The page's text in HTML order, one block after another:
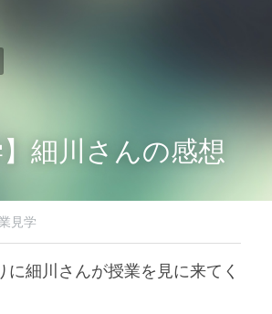
細川さんの感想
見学
に細川さんが授業を見に来てく